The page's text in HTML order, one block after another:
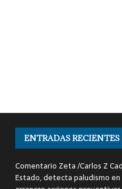
ENTRADAS RECIENTES
Comentario Zeta /Carlos Z
Estado, detecta paludismo en